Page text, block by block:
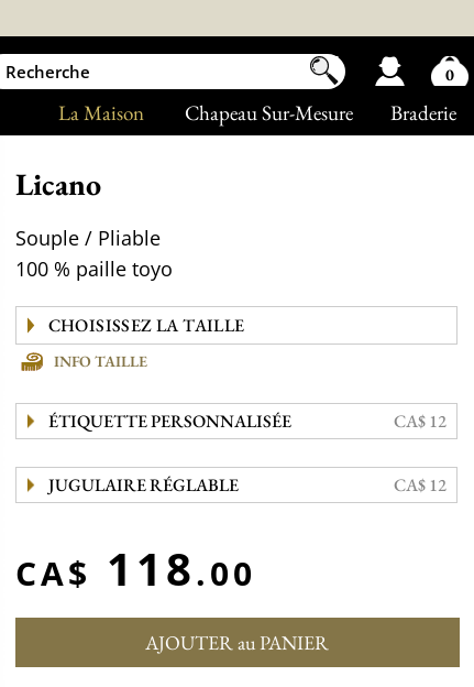
Braderie
Chapeau Sur-Mesure
La Maison
Licano
Souple / Pliable
100 % paille toyo
INFO TAILLE
ÉTIQUETTE PERSONNALISÉE CA$ 12
JUGULAIRE RÉGLABLE CA$ 12
CA$ 118.00
AJOUTER au PANIER
0